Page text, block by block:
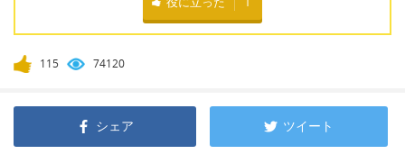
115 74120
シェア ツイート